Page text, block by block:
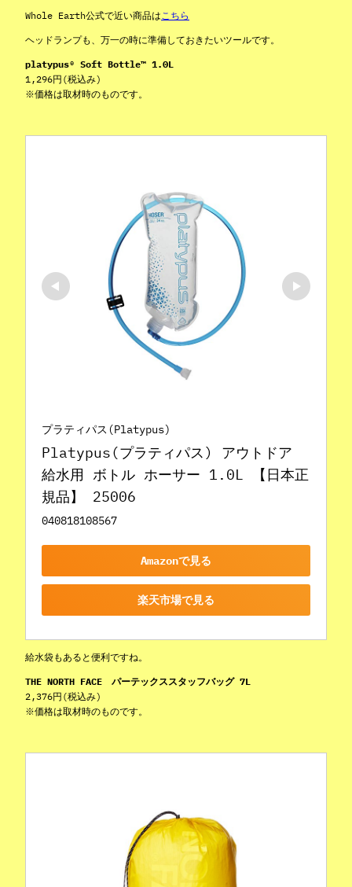
Whole Earth公式で近い商品はこちら
ヘッドランプも、万一の時に準備しておきたいツールです。
platypus® Soft Bottle™ 1.0L
1,296円(税込み)
※価格は取材時のものです。
プラティパス(Platypus)
Platypus(プラティパス) アウトドア
給水用 ボトル ホーサー 1.0L 【日本正
規品】 25006
040818108567
Amazonで見る
楽天市場で見る
給水袋もあると便利ですね。
THE NORTH FACE パーテックススタッフバッグ 7L
2,376円(税込み)
※価格は取材時のものです。